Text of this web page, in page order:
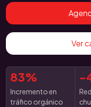
Ver
83%
Incremento en
tráfico orgánico
-